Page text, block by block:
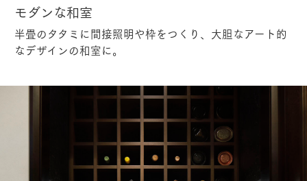
モダンな和室
半畳のタタミに間接照明や枠をつくり、大胆なアート的
なデザインの和室に。